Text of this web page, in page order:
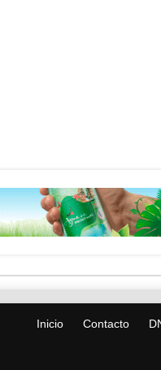
Inicio Contacto